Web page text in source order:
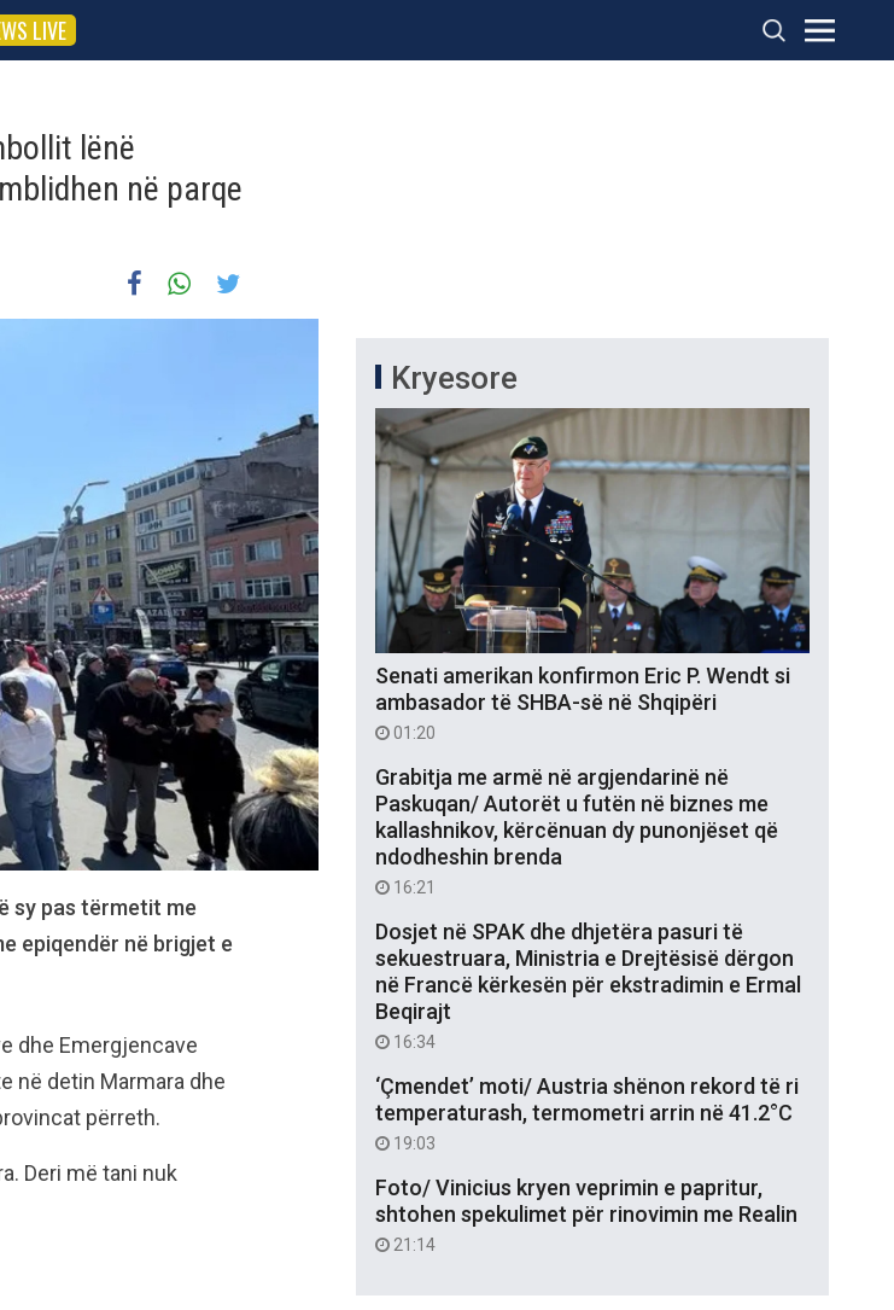
LIVE
lënë
në parqe
sy pas tërmetit me
epiqendër në brigjet e
dhe Emergjencave
në detin Marmara dhe
përreth.
Deri më tani nuk
Kryesore
Senati amerikan konfirmon Eric P. Wendt si
ambasador të SHBA-së në Shqipëri
01:20
Grabitja me armë në argjendarinë në
Paskuqan/ Autorët u futën në biznes me
kallashnikov, kërcënuan dy punonjëset që
ndodheshin brenda
16:21
Dosjet në SPAK dhe dhjetëra pasuri të
sekuestruara, Ministria e Drejtësisë dërgon
në Francë kërkesën për ekstradimin e Ermal
Beqirajt
16:34
‘Çmendet’ moti/ Austria shënon rekord të ri
temperaturash, termometri arrin në 41.2°C
19:03
Foto/ Vinicius kryen veprimin e papritur,
shtohen spekulimet për rinovimin me Realin
21:14